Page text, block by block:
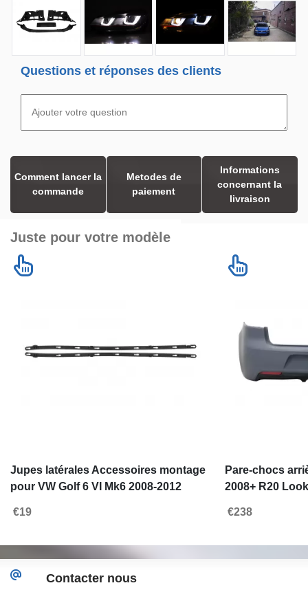
Questions et réponses des clients
Comment lancer la
commande
Metodes de
paiement
Informations
concernant la
livraison
Juste pour votre modèle
Jupes latérales Accessoires montage
pour VW Golf 6 VI Mk6 2008-2012
€19
Pare-chocs
2008+ R20
€238
Contacter nous